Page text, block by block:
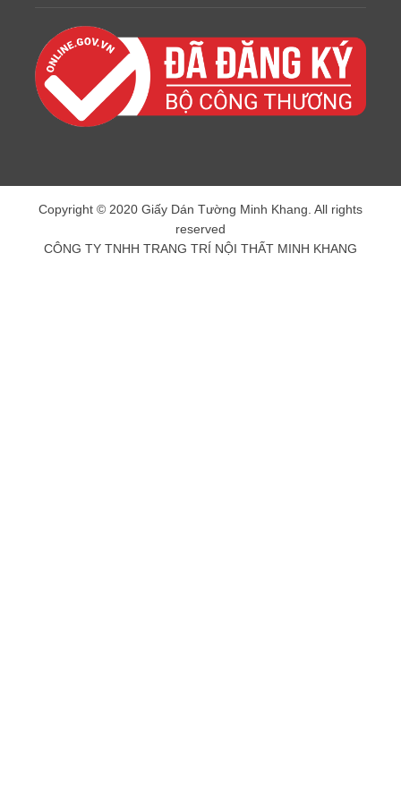
Copyright © 2020 Giấy Dán Tường Minh Khang. All rights
reserved
CÔNG TY TNHH TRANG TRÍ NỘI THẤT MINH KHANG